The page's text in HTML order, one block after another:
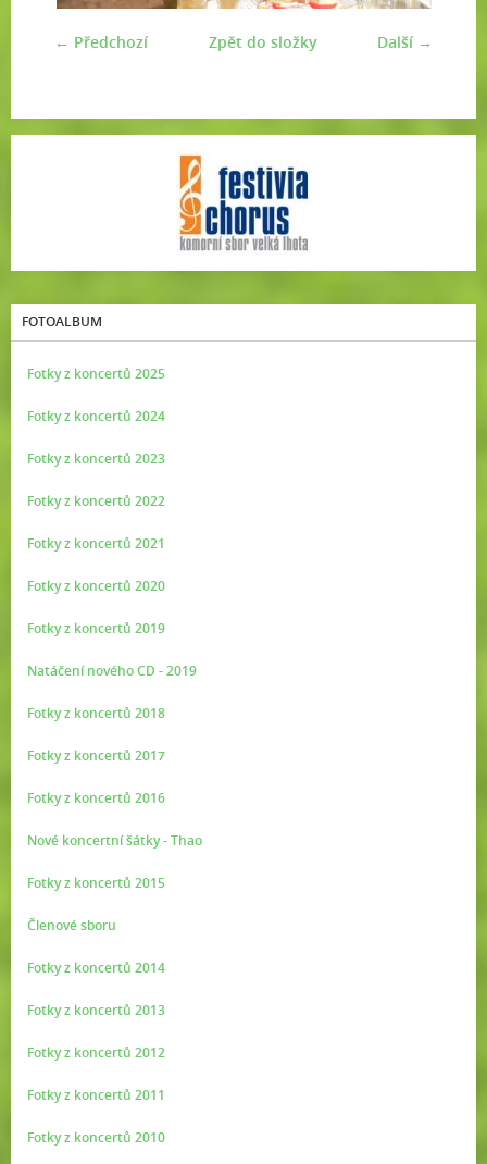
← Předchozí Další →
Zpět do složky
FOTOALBUM
Fotky z koncertů 2025
Fotky z koncertů 2024
Fotky z koncertů 2023
Fotky z koncertů 2022
Fotky z koncertů 2021
Fotky z koncertů 2020
Fotky z koncertů 2019
Natáčení nového CD - 2019
Fotky z koncertů 2018
Fotky z koncertů 2017
Fotky z koncertů 2016
Nové koncertní šátky - Thao
Fotky z koncertů 2015
Členové sboru
Fotky z koncertů 2014
Fotky z koncertů 2013
Fotky z koncertů 2012
Fotky z koncertů 2011
Fotky z koncertů 2010